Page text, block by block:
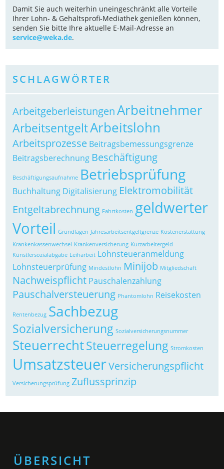
Damit Sie auch weiterhin uneingeschränkt alle Vorteile
Ihrer Lohn- & Gehaltsprofi-Mediathek genießen können,
senden Sie bitte Ihre aktuelle E-Mail-Adresse an
service@weka.de.
SCHLAGWÖRTER
ArbeitgeberleistungenArbeitnehmer
ArbeitsentgeltArbeitslohn
Arbeitsprozesse Beitragsbemessungsgrenze
Beitragsberechnung Beschäftigung
Beschäftigungsaufnahme Betriebsprüfung
Buchhaltung Digitalisierung Elektromobilität
Entgeltabrechnung Fahrtkosten geldwerter
Vorteil Grundlagen Jahresarbeitsentgeltgrenze Kostenerstattung
Krankenkassenwechsel Krankenversicherung Kurzarbeitergeld
Künstlersozialabgabe Leiharbeit Lohnsteueranmeldung
Lohnsteuerprüfung Mindestlohn Minijob Mitgliedschaft
Nachweispflicht Pauschalenzahlung
Pauschalversteuerung Phantomlohn Reisekosten
Rentenbezug Sachbezug
Sozialversicherung Sozialversicherungsnummer
SteuerrechtSteuerregelung Stromkosten
UmsatzsteuerVersicherungspflicht
Versicherungsprüfung Zuflussprinzip
ÜBERSICHT